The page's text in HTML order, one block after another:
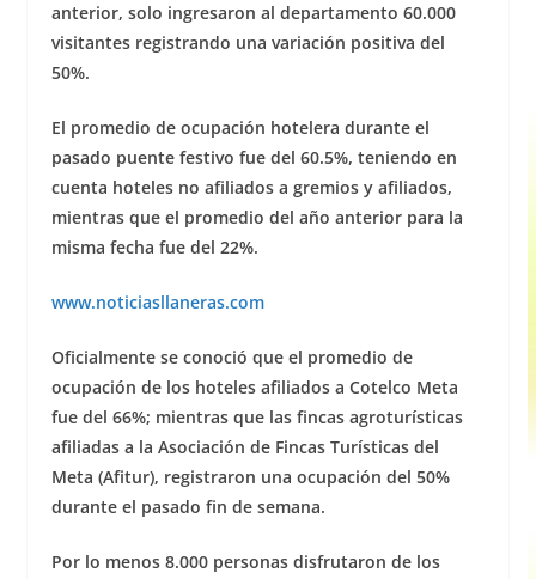
anterior, solo ingresaron al departamento 60.000
visitantes registrando una variación positiva del
50%.
El promedio de ocupación hotelera durante el
pasado puente festivo fue del 60.5%, teniendo en
cuenta hoteles no afiliados a gremios y afiliados,
mientras que el promedio del año anterior para la
misma fecha fue del 22%.
www.noticiasllaneras.com
Oficialmente se conoció que el promedio de
ocupación de los hoteles afiliados a Cotelco Meta
fue del 66%; mientras que las fincas agroturísticas
afiliadas a la Asociación de Fincas Turísticas del
Meta (Afitur), registraron una ocupación del 50%
durante el pasado fin de semana.
Por lo menos 8.000 personas disfrutaron de los